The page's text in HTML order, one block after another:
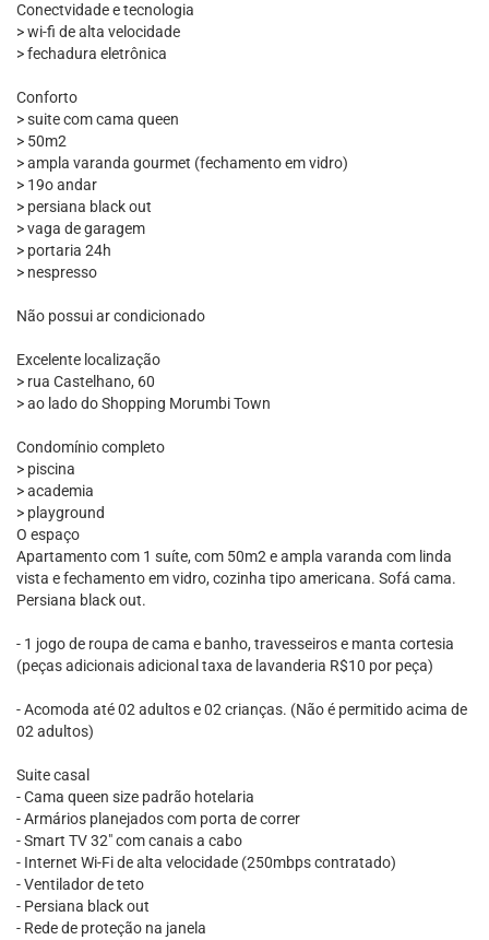
Conectvidade e tecnologia
> wi-fi de alta velocidade
> fechadura eletrônica
Conforto
> suite com cama queen
> 50m2
> ampla varanda gourmet (fechamento em vidro)
> 19o andar
> persiana black out
> vaga de garagem
> portaria 24h
> nespresso
Não possui ar condicionado
Excelente localização
> rua Castelhano, 60
> ao lado do Shopping Morumbi Town
Condomínio completo
> piscina
> academia
> playground
O espaço
Apartamento com 1 suíte, com 50m2 e ampla varanda com linda
vista e fechamento em vidro, cozinha tipo americana. Sofá cama.
Persiana black out.
- 1 jogo de roupa de cama e banho, travesseiros e manta cortesia
(peças adicionais adicional taxa de lavanderia R$10 por peça)
- Acomoda até 02 adultos e 02 crianças. (Não é permitido acima de
02 adultos)
Suite casal
- Cama queen size padrão hotelaria
- Armários planejados com porta de correr
- Smart TV 32" com canais a cabo
- Internet Wi-Fi de alta velocidade (250mbps contratado)
- Ventilador de teto
- Persiana black out
- Rede de proteção na janela